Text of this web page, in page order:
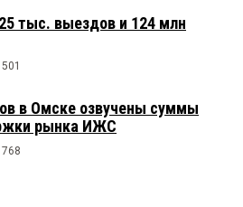
тыс. выездов и 124 млн
в Омске озвучены суммы
рынка ИЖС